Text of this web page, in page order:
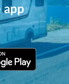
app